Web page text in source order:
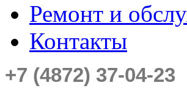
Ремонт и
Контакты
+7 (4872) 37-04-23